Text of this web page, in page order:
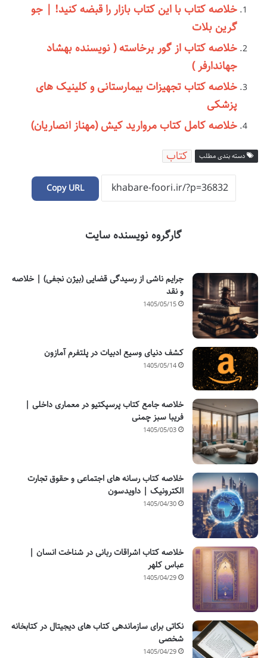
خلاصه کتاب با این کتاب بازار را قبضه کنید! | جو
گرین بلات
خلاصه کتاب از گور برخاسته ( نویسنده بهشاد
جهاندارفر )
خلاصه کتاب تجهیزات بیمارستانی و کلینیک های
پزشکی
خلاصه کامل کتاب مروارید کیش (مهناز انصاریان)
دسته بندی مطلب کتاب
Copy URL
گارگروه نویسنده سایت
جرایم ناشی از رسیدگی قضایی (بیژن نجفی) | خلاصه
و نقد
1405/05/15
کشف دنیای وسیع ادبیات در پلتفرم آمازون
1405/05/14
خلاصه جامع کتاب پرسپکتیو در معماری داخلی |
فریبا سبز چمنی
1405/05/03
خلاصه کتاب رسانه های اجتماعی و حقوق تجارت
الکترونیک | داویدسون
1405/04/30
خلاصه کتاب اشراقات ربانی در شناخت انسان |
عباس کلهر
1405/04/29
نکاتی برای سازماندهی کتاب های دیجیتال در کتابخانه
شخصی
1405/04/29